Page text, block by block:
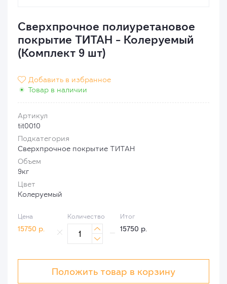
Сверхпрочное полиуретановое
покрытие ТИТАН - Колеруемый
(Комплект 9 шт)
 Добавить в избранное
Товар в наличии
Артикул
tit0010
Подкатегория
Сверхпрочное покрытие ТИТАН
Объем
9кг
Цвет
Колеруемый
Цена
15750 р.
Количество


Итог
15750 р.
Положить товар в корзину